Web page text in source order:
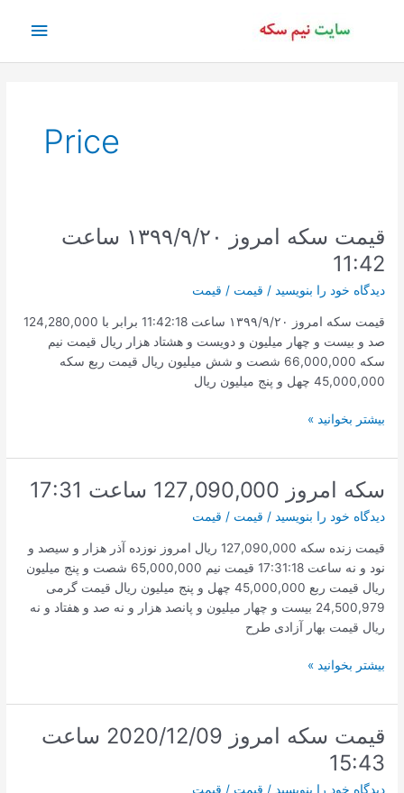
اصلی
Price
قیمت سکه امروز ۱۳۹۹/۹/۲۰ ساعت
11:42
دیدگاه‌ خود را بنویسید / قیمت / قیمت
قیمت سکه امروز ۱۳۹۹/۹/۲۰ ساعت 11:42:18 برابر با 124,280,000
صد و بیست و چهار میلیون و دویست و هشتاد هزار ریال قیمت نیم
سکه 66,000,000 شصت و شش میلیون ریال قیمت ربع سکه
45,000,000 چهل و پنج میلیون ریال
قیمت
امروز
۱۳۹۹/۹/۲۰
ساعت
11:42
بیشتر بخوانید »
سکه امروز 127,090,000 ساعت 17:31
دیدگاه‌ خود را بنویسید / قیمت / قیمت
قیمت زنده سکه 127,090,000 ریال امروز نوزده آذر هزار و سیصد و
نود و نه ساعت 17:31:18 قیمت نیم 65,000,000 شصت و پنج میلیون
ریال قیمت ربع 45,000,000 چهل و پنج میلیون ریال قیمت گرمی
24,500,979 بیست و چهار میلیون و پانصد هزار و نه صد و هفتاد و نه
ریال قیمت بهار آزادی طرح
سکه
127,090,000
17:31
بیشتر بخوانید »
قیمت سکه امروز 2020/12/09 ساعت
15:43
دیدگاه‌ خود را بنویسید / قیمت / قیمت